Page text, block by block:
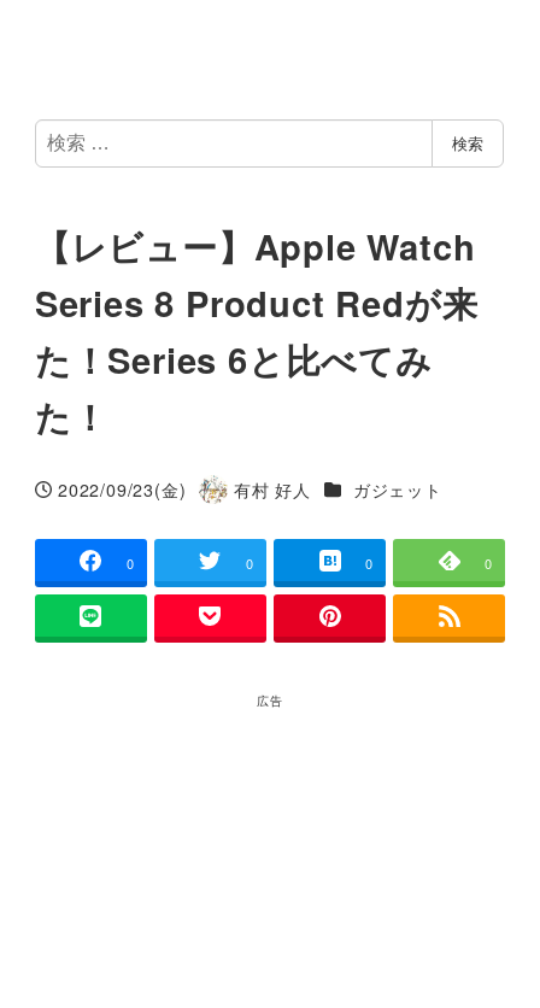
検
索
検索
【レビュー】Apple Watch
Series 8 Product Redが来
た！Series 6と比べてみ
た！
投稿日
2022/09/23(金)
著
有村 好人 カテゴリー
ガジェット
0 0 0 0
広告